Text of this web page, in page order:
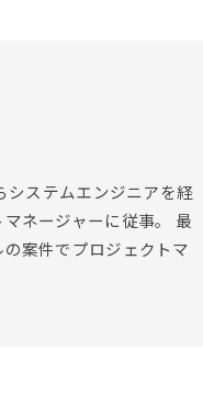
システムエンジニアを経
ネージャーに従事。 最
案件でプロジェクトマ